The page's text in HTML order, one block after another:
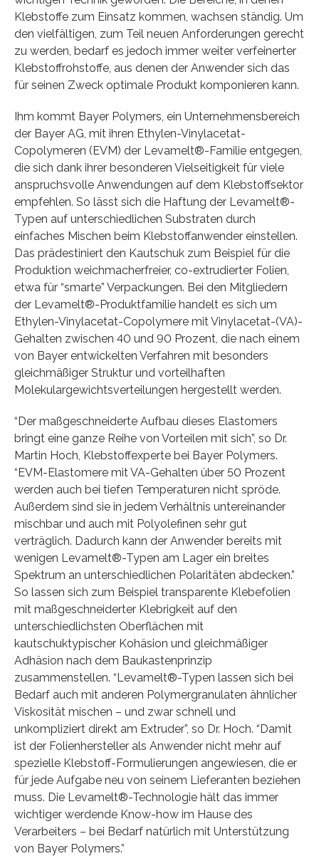
Klebstoffe zum Einsatz kommen, wachsen ständig. Um
den vielfältigen, zum Teil neuen Anforderungen gerecht
zu werden, bedarf es jedoch immer weiter verfeinerter
Klebstoffrohstoffe, aus denen der Anwender sich das
für seinen Zweck optimale Produkt komponieren kann.
Ihm kommt Bayer Polymers, ein Unternehmensbereich
der Bayer AG, mit ihren Ethylen-Vinylacetat-
Copolymeren (EVM) der Levamelt®-Familie entgegen,
die sich dank ihrer besonderen Vielseitigkeit für viele
anspruchsvolle Anwendungen auf dem Klebstoffsektor
empfehlen. So lässt sich die Haftung der Levamelt®-
Typen auf unterschiedlichen Substraten durch
einfaches Mischen beim Klebstoffanwender einstellen.
Das prädestiniert den Kautschuk zum Beispiel für die
Produktion weichmacherfreier, co-extrudierter Folien,
etwa für “smarte” Verpackungen. Bei den Mitgliedern
der Levamelt®-Produktfamilie handelt es sich um
Ethylen-Vinylacetat-Copolymere mit Vinylacetat-(VA)-
Gehalten zwischen 40 und 90 Prozent, die nach einem
von Bayer entwickelten Verfahren mit besonders
gleichmäßiger Struktur und vorteilhaften
Molekulargewichtsverteilungen hergestellt werden.
“Der maßgeschneiderte Aufbau dieses Elastomers
bringt eine ganze Reihe von Vorteilen mit sich”, so Dr.
Martin Hoch, Klebstoffexperte bei Bayer Polymers.
“EVM-Elastomere mit VA-Gehalten über 50 Prozent
werden auch bei tiefen Temperaturen nicht spröde.
Außerdem sind sie in jedem Verhältnis untereinander
mischbar und auch mit Polyolefinen sehr gut
verträglich. Dadurch kann der Anwender bereits mit
wenigen Levamelt®-Typen am Lager ein breites
Spektrum an unterschiedlichen Polaritäten abdecken.”
So lassen sich zum Beispiel transparente Klebefolien
mit maßgeschneiderter Klebrigkeit auf den
unterschiedlichsten Oberflächen mit
kautschuktypischer Kohäsion und gleichmäßiger
Adhäsion nach dem Baukastenprinzip
zusammenstellen. “Levamelt®-Typen lassen sich bei
Bedarf auch mit anderen Polymergranulaten ähnlicher
Viskosität mischen – und zwar schnell und
unkompliziert direkt am Extruder”, so Dr. Hoch. “Damit
ist der Folienhersteller als Anwender nicht mehr auf
spezielle Klebstoff-Formulierungen angewiesen, die er
für jede Aufgabe neu von seinem Lieferanten beziehen
muss. Die Levamelt®-Technologie hält das immer
wichtiger werdende Know-how im Hause des
Verarbeiters – bei Bedarf natürlich mit Unterstützung
von Bayer Polymers.”